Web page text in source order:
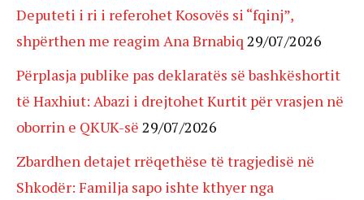
Deputeti i ri i referohet Kosovës si “fqinj”,
shpërthen me reagim Ana Brnabiq 29/07/2026
Përplasja publike pas deklaratës së bashkëshortit
të Haxhiut: Abazi i drejtohet Kurtit për vrasjen në
oborrin e QKUK-së 29/07/2026
Zbardhen detajet rrëqethëse të tragjedisë në
Shkodër: Familja sapo ishte kthyer nga